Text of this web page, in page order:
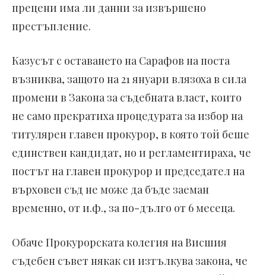
прецени има ли данни за извършено
престъпление.
Казусът с оставането на Сарафов на поста
възниква, защото на 21 януари влязоха в сила
промени в Закона за съдебната власт, които
не само прекратиха процедурата за избор на
титулярен главен прокурор, в която той беше
единствен кандидат, но и регламентираха, че
постът на главен прокурор и председател на
върховен съд не може да бъде заеман
временно, от и.ф., за по-дълго от 6 месеца.
Обаче Прокурорската колегия на Висшия
съдебен съвет някак си изтълкува закона, че